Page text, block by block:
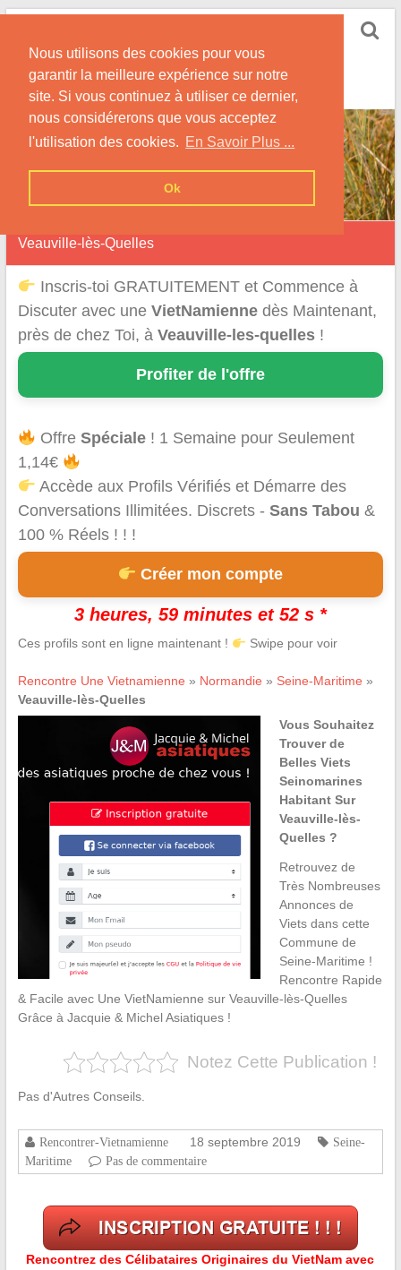
Nous utilisons des cookies pour vous
garantir la meilleure expérience sur notre
site. Si vous continuez à utiliser ce dernier,
nous considérerons que vous acceptez
l'utilisation des cookies. En Savoir Plus ...
Ok
Skip
contentVietnamienne
Rencontre une Célibataire Originaire du VietNam !
Veauville-lès-Quelles
Inscris-toi GRATUITEMENT et Commence à
Discuter avec une VietNamiennedès Maintenant,
près de chez Toi, à Veauville-les-quelles!
Profiter de l'offre
OffreSpéciale ! 1 Semaine pour Seulement
1,14€
Accède aux Profils Vérifiés et Démarre des
Conversations Illimitées. Discrets - Sans Tabou &
100 % Réels ! ! !
Créer mon compte
3 heures, 59 minutes et 52 s *
Ces profils sont en ligne maintenant ! Swipe pour voir
Rencontre Une Vietnamienne » Normandie » Seine-Maritime »
Veauville-lès-Quelles
Vous Souhaitez
Trouver de
Belles Viets
Seinomarines
Habitant Sur
Veauville-lès-
Quelles ?
Retrouvez de
Très Nombreuses
Annonces de
Viets dans cette
Commune de
Seine-Maritime !
Rencontre Rapide
& Facile avec Une VietNamienne sur Veauville-lès-Quelles
Grâce à Jacquie & Michel Asiatiques !
Notez Cette Publication !
Pas d'Autres Conseils.
Rencontrer-Vietnamienne 18 septembre 2019
Seine-
Maritime
Pas de commentaire
Rencontrez des Célibataires Originaires du VietNam avec